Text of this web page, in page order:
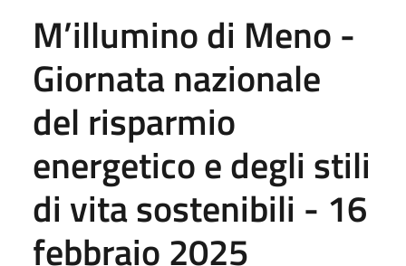
M’illumino di Meno -
Giornata nazionale
del risparmio
energetico e degli stili
di vita sostenibili - 16
febbraio 2025